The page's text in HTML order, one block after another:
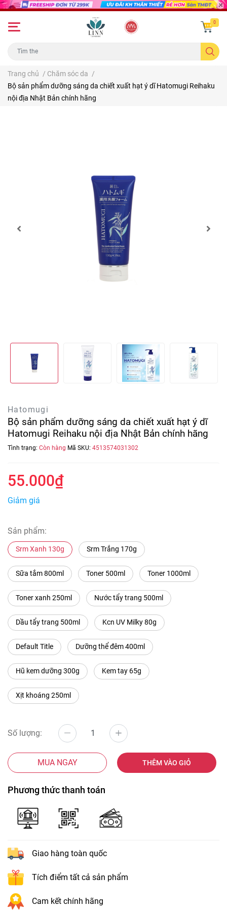
0
Trang chủ / Chăm sóc da /
Bộ sản phẩm dưỡng sáng da chiết xuất hạt ý dĩ Hatomugi Reihaku
nội địa Nhật Bản chính hãng
Hatomugi
Bộ sản phẩm dưỡng sáng da chiết xuất hạt ý dĩ
Hatomugi Reihaku nội địa Nhật Bản chính hãng
Tình trạng: Còn hàng Mã SKU: 4513574031302
55.000₫
Giảm giá
Sản phẩm:
Srm Xanh 130g Srm Trắng 170g
Sữa tắm 800ml Toner 500ml Toner 1000ml
Toner xanh 250ml Nước tẩy trang 500ml
Dầu tẩy trang 500ml Kcn UV Milky 80g
Default Title Dưỡng thể đêm 400ml
Hũ kem dưỡng 300g Kem tay 65g
Xịt khoáng 250ml
Số lượng:
MUA NGAY THÊM VÀO GIỎ
Phương thức thanh toán
Giao hàng toàn quốc
Tích điểm tất cả sản phẩm
Cam kết chính hãng